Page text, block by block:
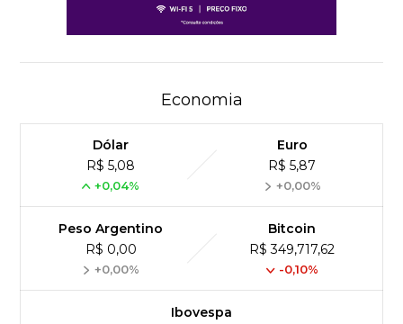
Economia
Dólar
R$ 5,08
+0,04%
Euro
R$ 5,87
+0,00%
Peso Argentino
R$ 0,00
+0,00%
Bitcoin
R$ 349,717,62
-0,10%
Ibovespa